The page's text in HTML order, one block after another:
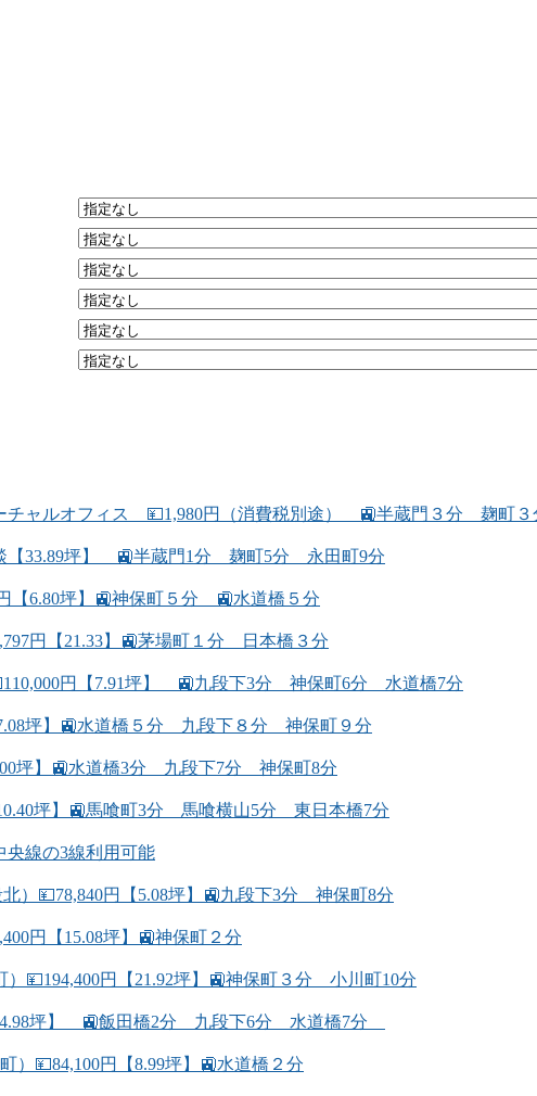
チャルオフィス 💴1,980円（消費税別途） 🚉半蔵門３分 麹町
【33.89坪】 🚉半蔵門1分 麹町5分 永田町9分
【6.80坪】🚉神保町５分 🚉水道橋５分
円【21.33】🚉茅場町１分 日本橋３分
円【7.91坪】 🚉九段下3分 神保町6分 水道橋7分
坪】🚉水道橋５分 九段下８分 神保町９分
坪】🚉水道橋3分 九段下7分 神保町8分
坪】🚉馬喰町3分 馬喰横山5分 東日本橋7分
線の3線利用可能
）💴78,840円【5.08坪】🚉九段下3分 神保町8分
円【15.08坪】🚉神保町２分
💴194,400円【21.92坪】🚉神保町３分 小川町10分
4.98坪】 🚉飯田橋2分 九段下6分 水道橋7分
）💴84,100円【8.99坪】🚉水道橋２分